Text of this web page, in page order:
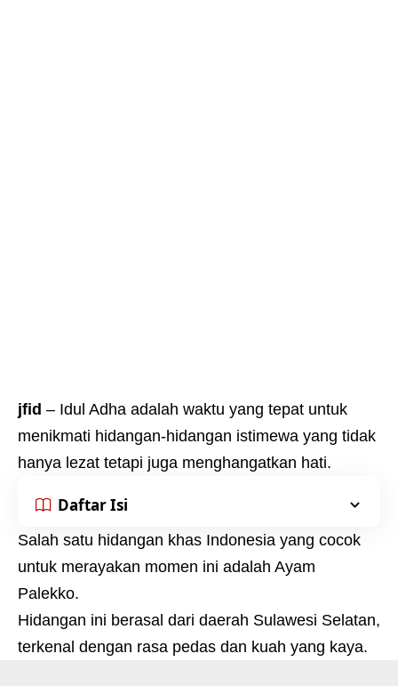
jfid – Idul Adha adalah waktu yang tepat untuk
menikmati hidangan-hidangan istimewa yang tidak
hanya lezat tetapi juga menghangatkan hati.
Daftar Isi
Salah satu hidangan khas Indonesia yang cocok
untuk merayakan momen ini adalah Ayam
Palekko.
Hidangan ini berasal dari daerah Sulawesi Selatan,
terkenal dengan rasa pedas dan kuah yang kaya.